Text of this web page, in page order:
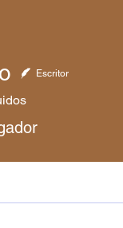
Escritor